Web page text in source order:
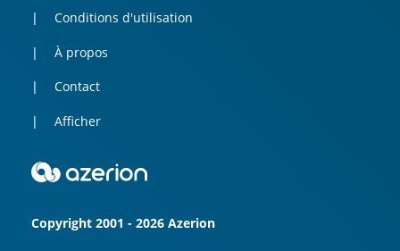
Conditions d'utilisation
À propos
Contact
Afficher
Copyright 2001 - 2026 Azerion